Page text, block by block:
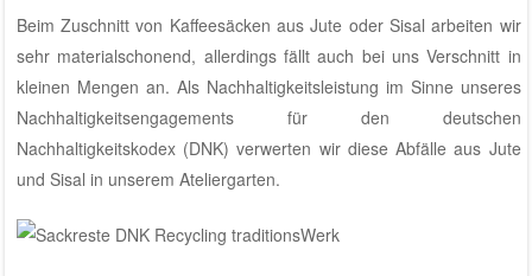
Beim Zuschnitt von Kaffeesäcken aus Jute oder Sisal arbeiten wir
sehr materialschonend, allerdings fällt auch bei uns Verschnitt in
kleinen Mengen an. Als Nachhaltigkeitsleistung im Sinne unseres
Nachhaltigkeitsengagements für den deutschen
Nachhaltigkeitskodex (DNK) verwerten wir diese Abfälle aus Jute
und Sisal in unserem Ateliergarten.